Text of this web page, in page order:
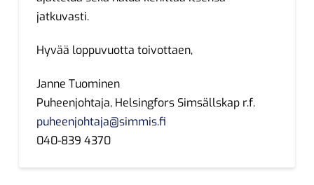
jatkuvasti.
Hyvää loppuvuotta toivottaen,
Janne Tuominen
Puheenjohtaja, Helsingfors Simsällskap r.f.
puheenjohtaja@simmis.fi
040-839 4370